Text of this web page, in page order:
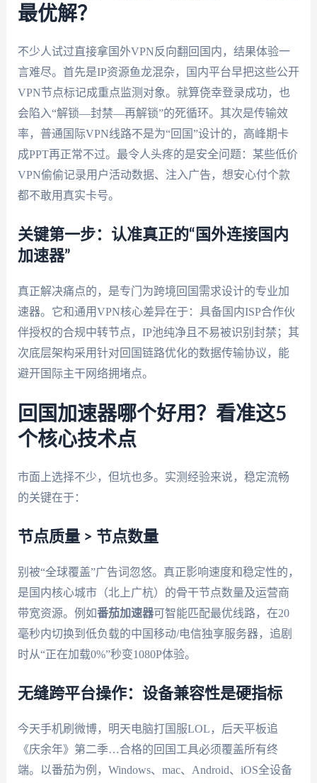
最优解？
不少人试过直接拿国外VPN反向翻回国内，结果体验一
言难尽。首先是IP资源鱼龙混杂，国内平台早把这些公开
VPN节点标记成重点监测对象。就算侥幸登录成功，也
会陷入“解锁—封禁—再解锁”的死循环。其次是传输效
率，普通国际VPN线路不是为“回国”设计的，高峰期卡
成PPT再正常不过。最令人头疼的是安全问题：某些低价
VPN偷偷记录用户活动数据、注入广告，想安心付个款
都不敢用真实卡号。
关键第一步：认准真正的“国外连接国内
加速器”
真正解决痛点的，是专门为跨境回国需求设计的专业加
速器。它和通用VPN核心差异在于：具备国内ISP合作伙
伴授权的合规中转节点，IP池纯净且不易被识别封禁；其
次底层架构采用针对回国链路优化的数据传输协议，能
避开国际主干网络拥堵点。
回国加速器哪个好用？看准这5
个核心技术点
市面上选择不少，但坑也多。实测经验来说，稳定流畅
的关键在于：
节点质量 > 节点数量
别被“全球覆盖”广告词忽悠。真正影响速度和稳定性的，
是国内核心城市（北上广杭）的骨干节点数量及运营商
带宽资源。例如番茄加速器可智能匹配最优线路，在20
毫秒内切换到低负载的中国移动/电信独享服务器，追剧
时从“正在加载0%”秒变1080P体验。
无缝跨平台操作：设备兼容性是硬指标
今天手机刷微博，明天电脑打国服LOL，后天平板追
《庆余年》第二季…合格的回国工具必须覆盖所有终
端。以番茄为例，Windows、mac、Android、iOS全设备